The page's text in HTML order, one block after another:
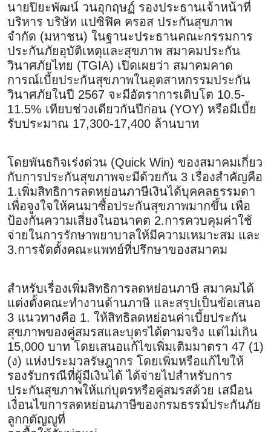
นายปิยะพัฒน์ วนอุกฤษฏ์ รองประธานเจ้าหน้าที่
บริหาร บริษัท แปซิฟิค ครอส ประกันสุขภาพ
จำกัด (มหาชน) ในฐานะประธานคณะกรรมการ
ประกันภัยอุบัติเหตุและสุขภาพ สมาคมประกัน
วินาศภัยไทย (TGIA) เปิดเผยว่า สมาคมคาด
การณ์เบี้ยประกันสุขภาพในอุตสาหกรรมประกัน
วินาศภัยในปี 2567 จะมีอัตราการเติบโต 10.5-
11.5% เทียบช่วงเดียวกันปีก่อน (YOY) หรือมีเบี้ย
รับประมาณ 17,300-17,400 ล้านบาท
โดยพันธกิจเร่งด่วน (Quick Win) ของสมาคมเกี่ยว
กับการประกันสุขภาพจะมีด้วยกัน 3 เรื่องสำคัญคือ
1.เพิ่มสิทธิการลดหย่อนภาษีเงินได้บุคคลธรรมดา
เพื่อจูงใจให้คนมาซื้อประกันสุขภาพมากขึ้น เพื่อ
ป้องกันความเสี่ยงในอนาคต 2.การควบคุมค่าใช้
จ่ายในการรักษาพยาบาลให้มีความเหมาะสม และ
3.การจัดตั้งคณะแพทย์ที่ปรึกษาของสมาคม
สำหรับเรื่องเพิ่มสิทธิการลดหย่อนภาษี สมาคมได้
แต่งตั้งคณะทำงานด้านภาษี และสรุปเป็นข้อเสนอ
3 แนวทางคือ 1. ให้สิทธิลดหย่อนค่าเบี้ยประกัน
สุขภาพของคู่สมรสและบุตรได้ตามจริง แต่ไม่เกิน
15,000 บาท โดยเสนอแก้ไขเพิ่มเติมมาตรา 47 (1)
(ง) แห่งประมวลรัษฎากร โดยเพิ่มหรือแก้ไขให้
รองรับกรณีที่ผู้มีเงินได้ ได้จ่ายไปสำหรับการ
ประกันสุขภาพให้แก่บุตรหรือคู่สมรสด้วย เสมือน
เงื่อนไขการลดหย่อนภาษีของกรมธรรม์ประกันภัย
ลูกกตัญญูที่